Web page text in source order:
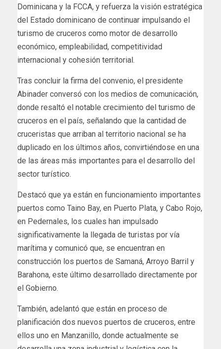
Dominicana y la FCCA, y refuerza la visión estratégica
del Estado dominicano de continuar impulsando el
turismo de cruceros como motor de desarrollo
económico, empleabilidad, competitividad
internacional y cohesión territorial.
Tras concluir la firma del convenio, el presidente
Abinader conversó con los medios de comunicación,
donde resaltó el notable crecimiento del turismo de
cruceros en el país, señalando que la cantidad de
cruceristas que arriban al territorio nacional se ha
duplicado en los últimos años, convirtiéndose en una
de las áreas más importantes para el desarrollo del
sector turístico.
Destacó que ya están en funcionamiento importantes
puertos como Taino Bay, en Puerto Plata, y Cabo Rojo,
en Pedernales, los cuales han impulsado
significativamente la llegada de turistas por vía
marítima y comunicó que, se encuentran en
construcción los puertos de Samaná, Arroyo Barril y
Barahona, este último desarrollado directamente por
el Gobierno.
También, adelantó que están en proceso de
planificación dos nuevos puertos de cruceros, entre
ellos uno en Manzanillo, donde actualmente se